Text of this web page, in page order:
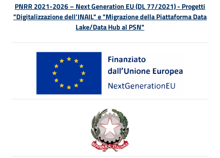
PNRR 2021-2026 – Next Generation EU (DL 77/2021) - Progetti
"Digitalizzazione dell’INAIL" e "Migrazione della Piattaforma Data
Lake/Data Hub al PSN"